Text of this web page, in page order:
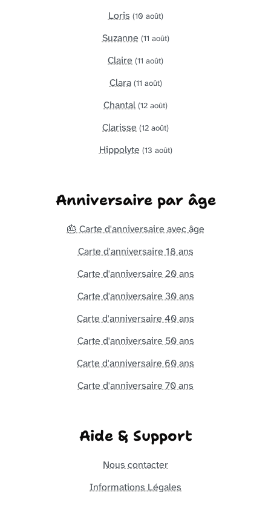
Loris (10 août)
Suzanne (11 août)
Claire (11 août)
Clara (11 août)
Chantal (12 août)
Clarisse (12 août)
Hippolyte (13 août)
Anniversaire par âge
🎂 Carte d'anniversaire avec âge
Carte d'anniversaire 18 ans
Carte d'anniversaire 20 ans
Carte d'anniversaire 30 ans
Carte d'anniversaire 40 ans
Carte d'anniversaire 50 ans
Carte d'anniversaire 60 ans
Carte d'anniversaire 70 ans
Aide & Support
Nous contacter
Informations Légales